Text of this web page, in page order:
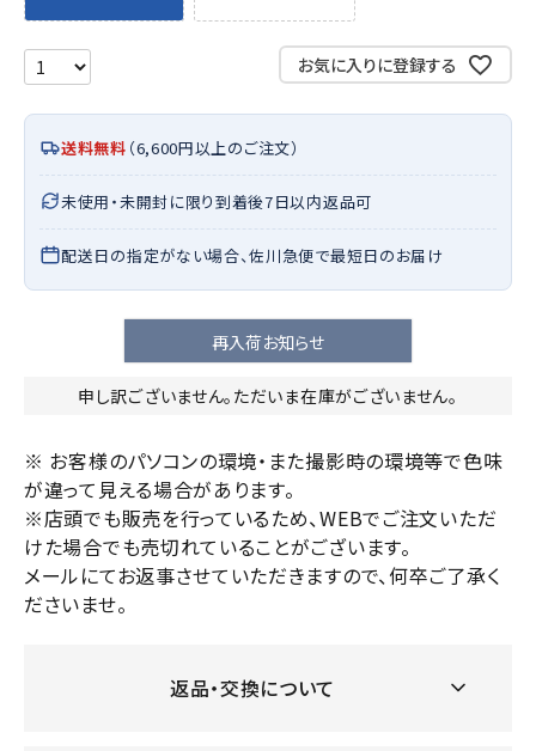
お気に入りに登録する
送料無料 （6,600円以上のご注文）
未使用・未開封に限り到着後7日以内返品可
配送日の指定がない場合、佐川急便で最短日のお届け
再入荷お知らせ
申し訳ございません。ただいま在庫がございません。
※ お客様のパソコンの環境・また撮影時の環境等で色味
が違って見える場合があります。
※店頭でも販売を行っているため、WEBでご注文いただ
けた場合でも売切れていることがございます。
メールにてお返事させていただきますので、何卒ご了承く
ださいませ。
返品・交換について